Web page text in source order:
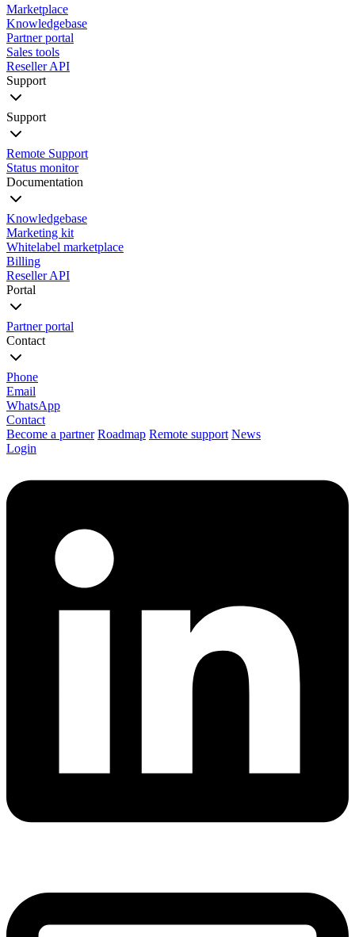
Marketplace
Knowledgebase
Partner portal
Sales tools
Reseller API
Support
Support
Remote Support
Status monitor
Documentation
Knowledgebase
Marketing kit
Whitelabel marketplace
Billing
Reseller API
Portal
Partner portal
Contact
Phone
Email
WhatsApp
Contact
Become a partner Roadmap Remote support News
Login